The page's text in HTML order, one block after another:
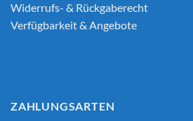
Widerrufs- & Rückgaberecht
Verfügbarkeit & Angebote
ZAHLUNGSARTEN